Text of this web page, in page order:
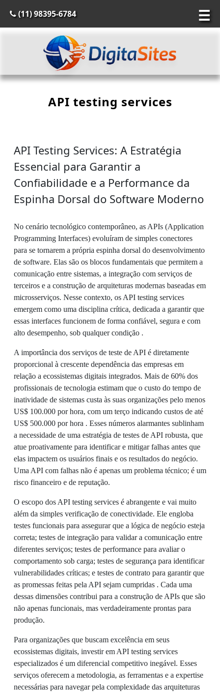
☰
(11) 98395-6784
API testing services
API Testing Services: A Estratégia
Essencial para Garantir a
Confiabilidade e a Performance da
Espinha Dorsal do Software Moderno
No cenário tecnológico contemporâneo, as APIs (Application
Programming Interfaces) evoluíram de simples conectores
para se tornarem a própria espinha dorsal do desenvolvimento
de software. Elas são os blocos fundamentais que permitem a
comunicação entre sistemas, a integração com serviços de
terceiros e a construção de arquiteturas modernas baseadas em
microsserviços. Nesse contexto, os API testing services
emergem como uma disciplina crítica, dedicada a garantir que
essas interfaces funcionem de forma confiável, segura e com
alto desempenho, sob qualquer condição .
A importância dos serviços de teste de API é diretamente
proporcional à crescente dependência das empresas em
relação a ecossistemas digitais integrados. Mais de 60% dos
profissionais de tecnologia estimam que o custo do tempo de
inatividade de sistemas custa às suas organizações pelo menos
US$ 100.000 por hora, com um terço indicando custos de até
US$ 500.000 por hora . Esses números alarmantes sublinham
a necessidade de uma estratégia de testes de API robusta, que
atue proativamente para identificar e mitigar falhas antes que
elas impactem os usuários finais e os resultados do negócio.
Uma API com falhas não é apenas um problema técnico; é um
risco financeiro e de reputação.
O escopo dos API testing services é abrangente e vai muito
além da simples verificação de conectividade. Ele engloba
testes funcionais para assegurar que a lógica de negócio esteja
correta; testes de integração para validar a comunicação entre
diferentes serviços; testes de performance para avaliar o
comportamento sob carga; testes de segurança para identificar
vulnerabilidades críticas; e testes de contrato para garantir que
as promessas feitas pela API sejam cumpridas . Cada uma
dessas dimensões contribui para a construção de APIs que são
não apenas funcionais, mas verdadeiramente prontas para
produção.
Para organizações que buscam excelência em seus
ecossistemas digitais, investir em API testing services
especializados é um diferencial competitivo inegável. Esses
serviços oferecem a metodologia, as ferramentas e a expertise
necessárias para navegar pela complexidade das arquiteturas